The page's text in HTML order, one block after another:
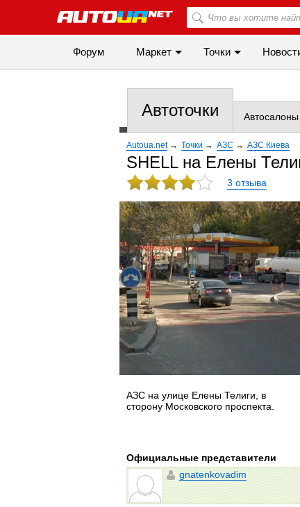
Форум Маркет Точки
Автоточки Автосалоны
Autoua.net → Точки → АЗС → АЗС Киева
SHELL на Елены
3 отзыва
АЗС на улице Елены Телиги, в
сторону Московского проспекта.
Официальные представители
gnatenkovadim